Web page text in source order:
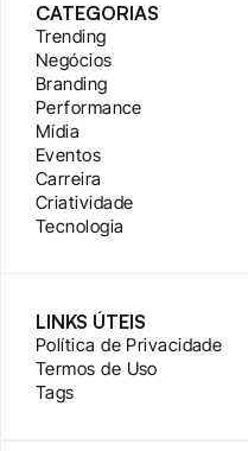
CATEGORIAS
Trending
Negócios
Branding
Performance
Mídia
Eventos
Carreira
Criatividade
Tecnologia
LINKS ÚTEIS
Política de Privacidade
Termos de Uso
Tags